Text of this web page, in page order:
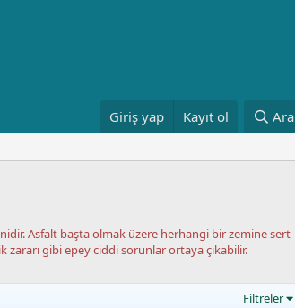
Giriş yap Kayıt ol Ara
Asfalt başta olmak üzere herhangi bir zemine sert
gibi epey ciddi sorunlar ortaya çıkabilir.
Filtreler